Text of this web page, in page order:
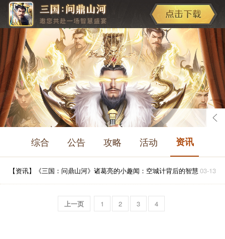
综合 公告 攻略 活动 资讯
【资讯】 《三国：问鼎山河》诸葛亮的小趣闻：空城计背后的智慧03-13
上一页 1 2 3 4